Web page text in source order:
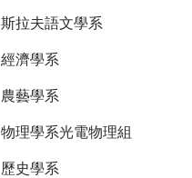
斯拉夫語文學系
經濟學系
農藝學系
物理學系光電物理組
歷史學系